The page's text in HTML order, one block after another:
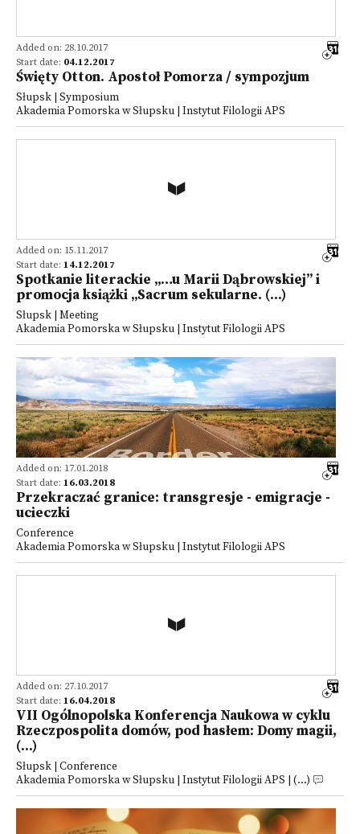
Added on: 28.10.2017
Start date: 04.12.2017
Święty Otton. Apostoł Pomorza / sympozjum
Słupsk | Symposium
Akademia Pomorska w Słupsku | Instytut Filologii APS
Added on: 15.11.2017
Start date: 14.12.2017
Spotkanie literackie „…u Marii Dąbrowskiej” i
promocja książki „Sacrum sekularne. (...)
Słupsk | Meeting
Akademia Pomorska w Słupsku | Instytut Filologii APS
Added on: 17.01.2018
Start date: 16.03.2018
Przekraczać granice: transgresje - emigracje -
ucieczki
Conference
Akademia Pomorska w Słupsku | Instytut Filologii APS
Added on: 27.10.2017
Start date: 16.04.2018
VII Ogólnopolska Konferencja Naukowa w cyklu
Rzeczpospolita domów, pod hasłem: Domy magii,
(...)
Słupsk | Conference
Akademia Pomorska w Słupsku | Instytut Filologii APS | (...)